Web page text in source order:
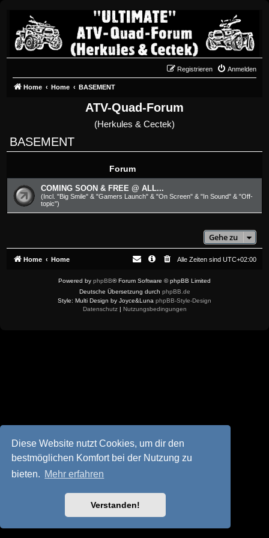
Diese Website nutzt Cookies, um dir den
bestmöglichen Komfort bei der Nutzung zu
bieten. Mehr erfahren
Verstanden!
Anmelden
Registrieren
Home Home BASEMENT
ATV-Quad-Forum
(Herkules & Cectek)
BASEMENT
Forum
COMING SOON & FREE @ ALL...
(Incl. "Big Smile" & "Gamers Launch" & "On Screen" & "In Sound" & "Off-
topic")
Gehe zu
Home Home Alle Zeiten sind UTC+02:00
Powered by phpBB® Forum Software © phpBB Limited
Deutsche Übersetzung durch phpBB.de
Style: Multi Design by Joyce&Luna phpBB-Style-Design
Datenschutz| Nutzungsbedingungen